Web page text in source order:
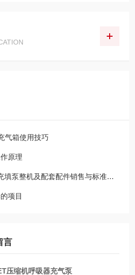
气箱使用技巧
原理
机及配套配件销售与标准化应用技术解析
项目
言
压缩机呼吸器充气泵